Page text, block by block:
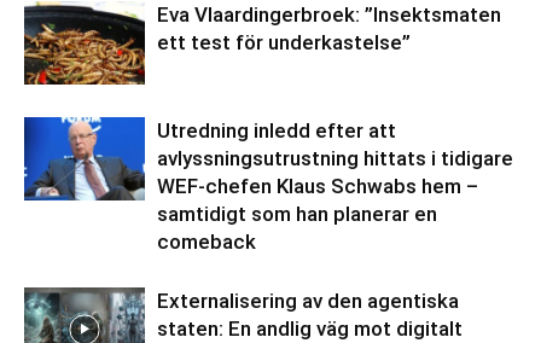
Eva Vlaardingerbroek: ”Insektsmaten
ett test för underkastelse”
Utredning inledd efter att
avlyssningsutrustning hittats i tidigare
WEF-chefen Klaus Schwabs hem –
samtidigt som han planerar en
comeback
Externalisering av den agentiska
staten: En andlig väg mot digitalt